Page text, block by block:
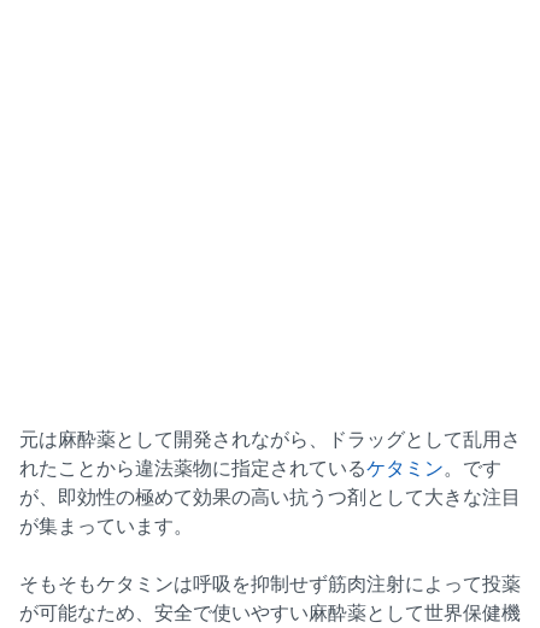
元は麻酔薬として開発されながら、ドラッグとして乱用さ
れたことから違法薬物に指定されているケタミン。です
が、即効性の極めて効果の高い抗うつ剤として大きな注目
が集まっています。
そもそもケタミンは呼吸を抑制せず筋肉注射によって投薬
が可能なため、安全で使いやすい麻酔薬として世界保健機